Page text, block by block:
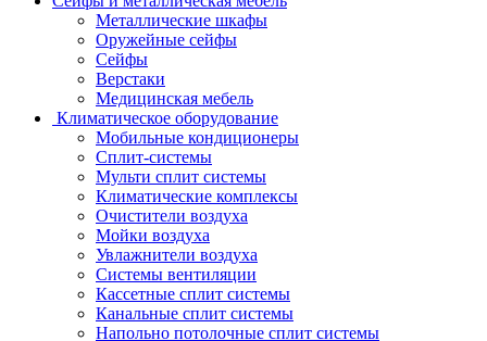
Металлические шкафы
Оружейные сейфы
Сейфы
Верстаки
Медицинская мебель
Климатическое оборудование
Мобильные кондиционеры
Сплит-системы
Мульти сплит системы
Климатические комплексы
Очистители воздуха
Мойки воздуха
Увлажнители воздуха
Системы вентиляции
Кассетные сплит системы
Канальные сплит системы
Напольно потолочные сплит системы